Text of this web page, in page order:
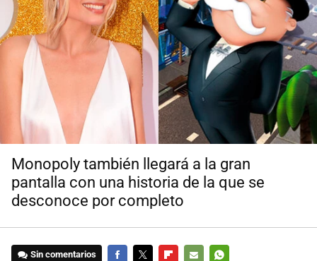
Monopoly también llegará a la gran
pantalla con una historia de la que se
desconoce por completo
Sin comentarios